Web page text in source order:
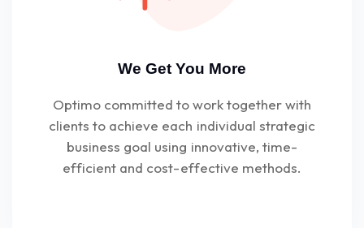
We Get You More
Optimo committed to work together with
clients to achieve each individual strategic
business goal using innovative, time-
efficient and cost-effective methods.